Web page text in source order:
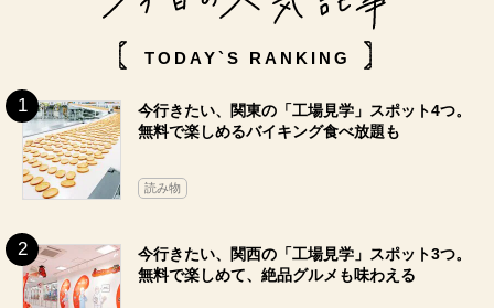
TODAY`S RANKING
今行きたい、関東の「工場見学」スポット4つ。
無料で楽しめるバイキング食べ放題も
読み物
今行きたい、関西の「工場見学」スポット3つ。
無料で楽しめて、絶品グルメも味わえる